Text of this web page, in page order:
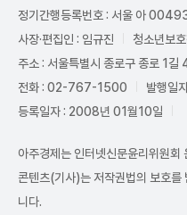
정기간행등록번호 : 서울 아
사장·편집인 : 임규진
청소년보
주소 : 서울특별시 종로구 종로 1
전화 : 02-767-1500
발행일
등록일자 : 2008년 01월10일
아주경제는 인터넷신문윤리위원회
콘텐츠(기사)는 저작권법의 보호
니다.